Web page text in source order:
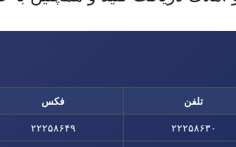
تلفن فکس
۲۲۲۵۸۶۳۰ ۲۲۲۵۸۶۴۹